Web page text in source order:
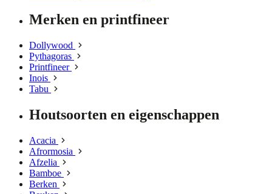
Merken en printfineer
Dollywood
Pythagoras
Printfineer
Inois
Tabu
Houtsoorten en eigenschappen
Acacia
Afrormosia
Afzelia
Bamboe
Berken